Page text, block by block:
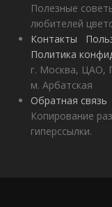
Полезные
любителей
Контакты
Политика
г. Москва, ЦАО,
м. Арбатская
Обратная связь
Копирование
гиперссылки.